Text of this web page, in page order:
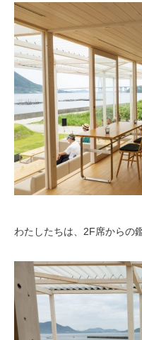
わたしたちは、2F席からの